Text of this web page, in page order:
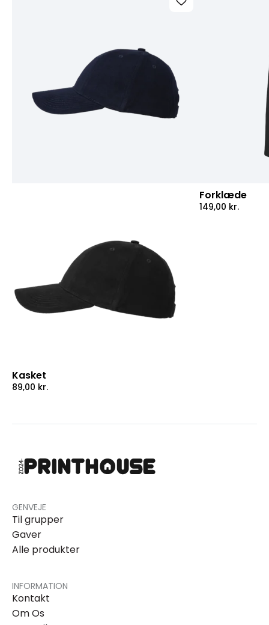
Kasket
89,00 kr.
Forklæde
149,00 kr.
GENVEJE
Til grupper
Gaver
Alle produkter
INFORMATION
Kontakt
Om Os